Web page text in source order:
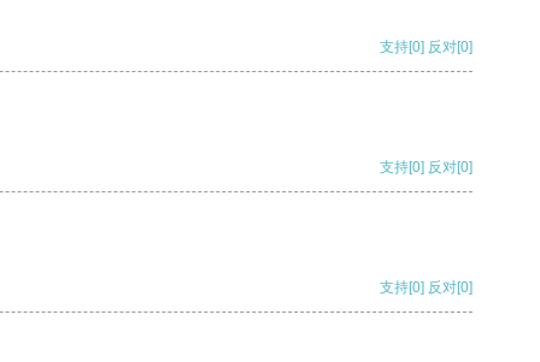
支持[0] 反对[0]
支持[0] 反对[0]
支持[0] 反对[0]